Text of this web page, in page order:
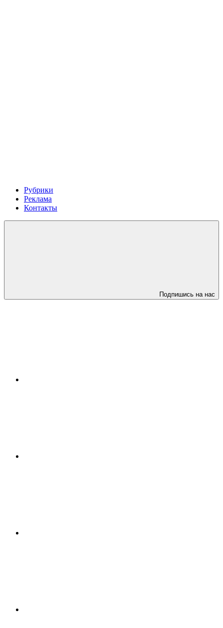
Рубрики
Реклама
Контакты
Подпишись на нас